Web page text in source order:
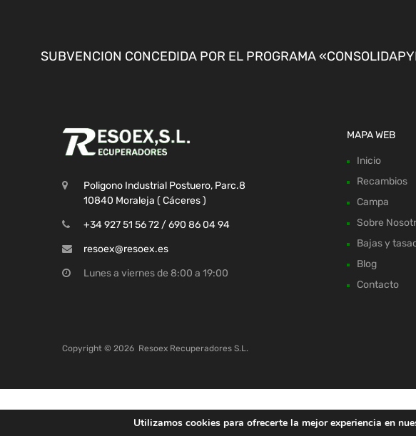
SUBVENCION CONCEDIDA POR EL PROGRAMA
Poligono Industrial Postuero, Parc.8
10840 Moraleja ( Cáceres )
+34 927 51 56 72 / 690 86 04 94
resoex@resoex.es
Lunes a viernes de 8:00 a 19:00
MAPA WEB
Inicio
Recambios
Campa
Sobre
Bajas y
Blog
Contacto
Copyright © 2026 Resoex Recuperadores S.L.
Utilizamos cookies para ofrecerte la mejor experiencia en